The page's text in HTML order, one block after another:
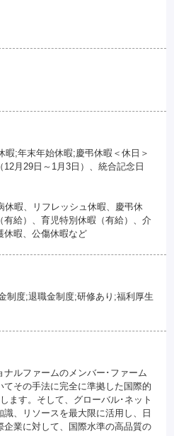
暇;年末年始休暇;慶弔休暇＜休日＞
月29日～1月3日）、統合記念日
休暇、リフレッシュ休暇、慶弔休
給）、育児特別休暇（有給）、介
休暇、公傷休暇など
制度;退職金制度;研修あり;福利厚生
ルファームのメンバー･ファーム
てその手法に完全に準拠した国際的
ます。そして、グローバル･ネット
、リソースを最大限に活用し、日
業に対して、国際水準の高品質の